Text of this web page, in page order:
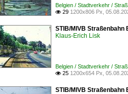
Belgien / Stadtverkehr /
 29 1200x806 Px,
STIB/MIVB Straßenbahn
Klaus-Erich Lisk
Belgien / Stadtverkehr /
 25 1200x654 Px,
STIB/MIVB Straßenbahn